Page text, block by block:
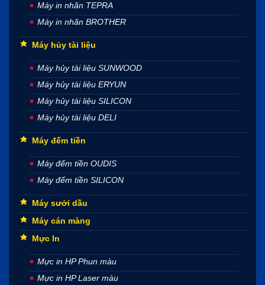
Máy in nhãn TEPRA
Máy in nhãn BROTHER
Máy hủy tài liệu
Máy hủy tài liệu SUNWOOD
Máy hủy tài liệu ERYUN
Máy hủy tài liệu SILICON
Máy hủy tài liệu DELI
Máy đếm tiền
Máy đếm tiền OUDIS
Máy đếm tiền SILICON
Máy sưởi dầu
Máy cán màng
Mực In
Mực in HP Phun màu
Mực in HP Laser màu